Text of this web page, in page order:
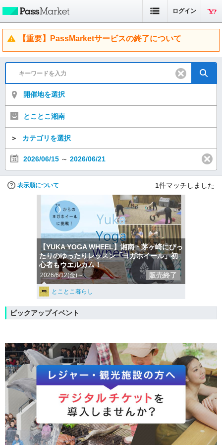
ログイン
【重要】PassMarketサービスの終了について
開催地を選択
とことこ湘南
＞ カテゴリを選択
2026/06/15 ～ 2026/06/21
表示順について 1件マッチしました
【YUKA YOGA WHEEL】湘南・茅ヶ崎にぴっ
たりのゆったりレッスン「ヨガホイール」初
心者もウエルカム！
2026/6/12(金)～ 販売終了
とことこ暮らし
ピックアップイベント